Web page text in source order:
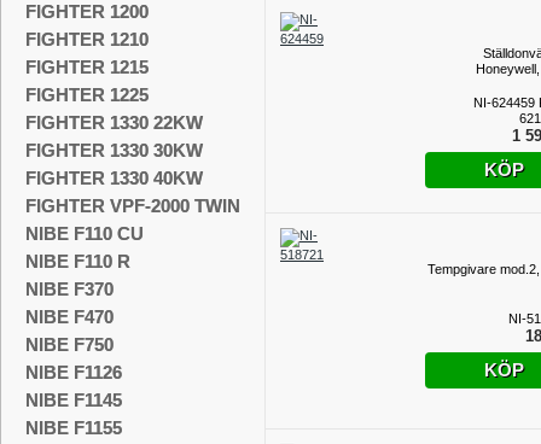
FIGHTER 1200
FIGHTER 1210
FIGHTER 1215
FIGHTER 1225
FIGHTER 1330 22KW
FIGHTER 1330 30KW
FIGHTER 1330 40KW
FIGHTER VPF-2000 TWIN
NIBE F110 CU
NIBE F110 R
NIBE F370
NIBE F470
NIBE F750
NIBE F1126
NIBE F1145
NIBE F1155
NI-624459
1
KÖP
Tempgivare
NI-
KÖP